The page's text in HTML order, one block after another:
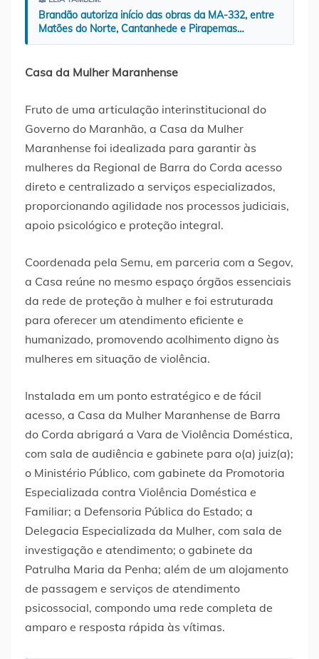
Brandão autoriza início das obras da MA-332, entre
Matões do Norte, Cantanhede e Pirapemas…
Casa da Mulher Maranhense
Fruto de uma articulação interinstitucional do
Governo do Maranhão, a Casa da Mulher
Maranhense foi idealizada para garantir às
mulheres da Regional de Barra do Corda acesso
direto e centralizado a serviços especializados,
proporcionando agilidade nos processos judiciais,
apoio psicológico e proteção integral.
Coordenada pela Semu, em parceria com a Segov,
a Casa reúne no mesmo espaço órgãos essenciais
da rede de proteção à mulher e foi estruturada
para oferecer um atendimento eficiente e
humanizado, promovendo acolhimento digno às
mulheres em situação de violência.
Instalada em um ponto estratégico e de fácil
acesso, a Casa da Mulher Maranhense de Barra
do Corda abrigará a Vara de Violência Doméstica,
com sala de audiência e gabinete para o(a) juiz(a);
o Ministério Público, com gabinete da Promotoria
Especializada contra Violência Doméstica e
Familiar; a Defensoria Pública do Estado; a
Delegacia Especializada da Mulher, com sala de
investigação e atendimento; o gabinete da
Patrulha Maria da Penha; além de um alojamento
de passagem e serviços de atendimento
psicossocial, compondo uma rede completa de
amparo e resposta rápida às vítimas.